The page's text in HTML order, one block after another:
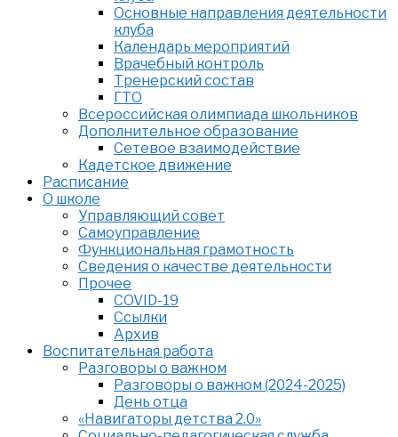
Основные направления деятельности
клуба
Календарь мероприятий
Врачебный контроль
Тренерский состав
ГТО
Всероссийская олимпиада школьников
Дополнительное образование
Сетевое взаимодействие
Кадетское движение
Расписание
О школе
Управляющий совет
Самоуправление
Функциональная грамотность
Сведения о качестве деятельности
Прочее
COVID-19
Ссылки
Архив
Воспитательная работа
Разговоры о важном
Разговоры о важном (2024-2025)
День отца
«Навигаторы детства 2.0»